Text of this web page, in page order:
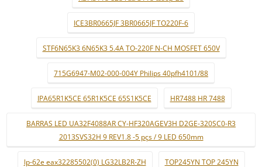
ICE3BR0665JF 3BR0665JF TO220F-6
STF6N65K3 6N65K3 5.4A TO-220F N-CH MOSFET 650V
715G6947-M02-000-004Y Philips 40pfh4101/88
IPA65R1K5CE 65R1K5CE 65S1K5CE HR7488 HR 7488
BARRAS LED UA32F4088AR CY-HF320AGEV3H D2GE-320SC0-R3
2013SVS32H 9 REV1.8 -5 pçs / 9 LED 650mm
lp-62e eax32285502(0) LG32LB2R-ZH TOP245YN TOP 245YN